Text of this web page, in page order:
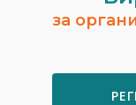
за